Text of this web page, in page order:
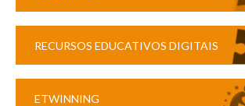
RECURSOS EDUCATIVOS DIGITAIS
ETWINNING